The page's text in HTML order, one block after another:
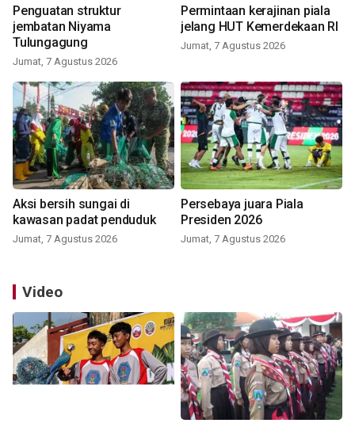
Penguatan struktur
jembatan Niyama
Tulungagung
Jumat, 7 Agustus 2026
Permintaan kerajinan piala
jelang HUT Kemerdekaan RI
Jumat, 7 Agustus 2026
Aksi bersih sungai di
kawasan padat penduduk
Jumat, 7 Agustus 2026
Persebaya juara Piala
Presiden 2026
Jumat, 7 Agustus 2026
Video